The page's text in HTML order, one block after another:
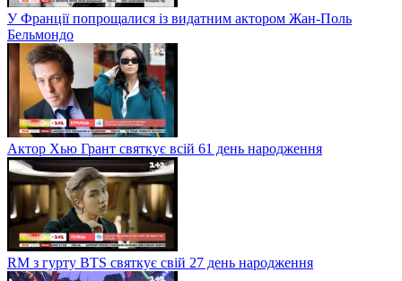
У Франції попрощалися із видатним актором Жан-Поль
Бельмондо
Актор Хью Грант святкує всій 61 день народження
RM з гурту BTS святкує свій 27 день народження